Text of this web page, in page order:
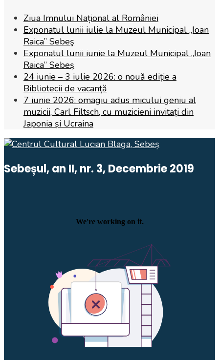
Ziua Imnului Național al României
Exponatul lunii iulie la Muzeul Municipal „Ioan
Raica” Sebeş
Exponatul lunii iunie la Muzeul Municipal „Ioan
Raica” Sebeș
24 iunie – 3 iulie 2026: o nouă ediție a
Bibliotecii de vacanță
7 iunie 2026: omagiu adus micului geniu al
muzicii, Carl Filtsch, cu muzicieni invitați din
Japonia și Ucraina
Sebeșul, an II, nr. 3, Decembrie 2019